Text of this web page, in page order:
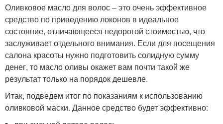
Оливковое масло для волос – это очень эффективное
средство по приведению локонов в идеальное
состояние, отличающееся недорогой стоимостью, что
заслуживает отдельного внимания. Если для посещения
салона красоты нужно подготовить солидную сумму
денег, то масло оливы окажет вам почти такой же
результат только на порядок дешевле.
Итак, подведем итог по показаниям к использованию
оливковой маски. Данное средство будет эффективно: